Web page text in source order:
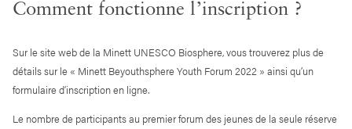
Comment fonctionne l’inscription ?
Sur le site web de la Minett UNESCO Biosphere, vous trouverez plus de
détails sur le « Minett Beyouthsphere Youth Forum 2022 » ainsi qu’un
formulaire d’inscription en ligne.
Le nombre de participants au premier forum des jeunes de la seule réserve